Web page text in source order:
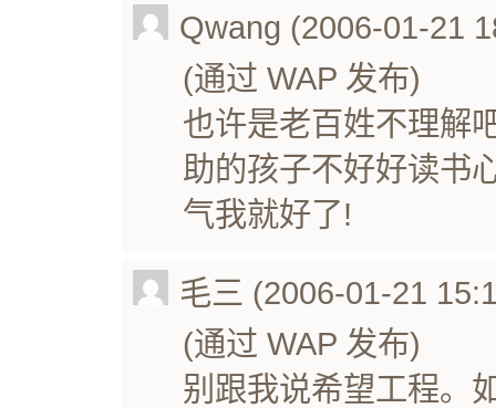
Qwang (2006-01-21
(通过 WAP 发布)
也许是老百姓不理解
助的孩子不好好读书
气我就好了!
毛三 (2006-01-21
(通过 WAP 发布)
别跟我说希望工程。